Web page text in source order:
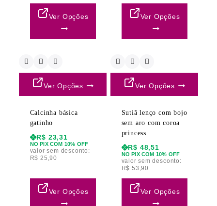
Ver Opções Ver Opções
Ver Opções
Calcinha básica
gatinho
R$ 23,31
NO PIX COM 10% OFF
valor sem desconto:
R$ 25,90
Ver Opções
Ver Opções
Sutiã lenço com bojo
sem aro com coroa
princess
R$ 48,51
NO PIX COM 10% OFF
valor sem desconto:
R$ 53,90
Ver Opções